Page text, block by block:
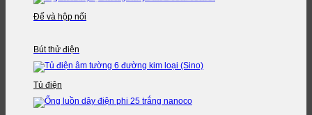
Đế và hộp nối
Bút thử điện
Tủ điện